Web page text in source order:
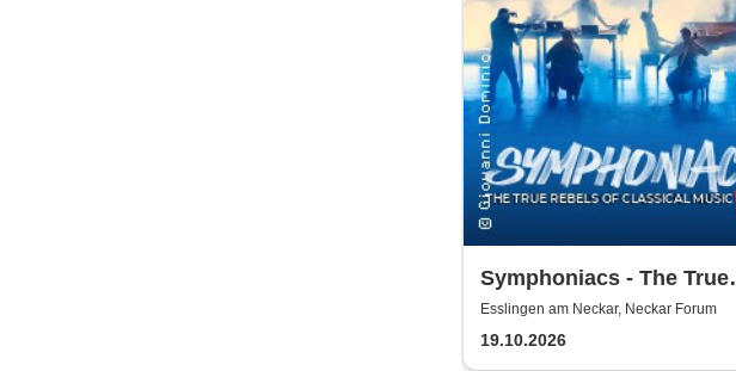
Symphoniacs - The True
Rebels Of Classical Music
Esslingen am Neckar, Neckar Forum
19.10.2026